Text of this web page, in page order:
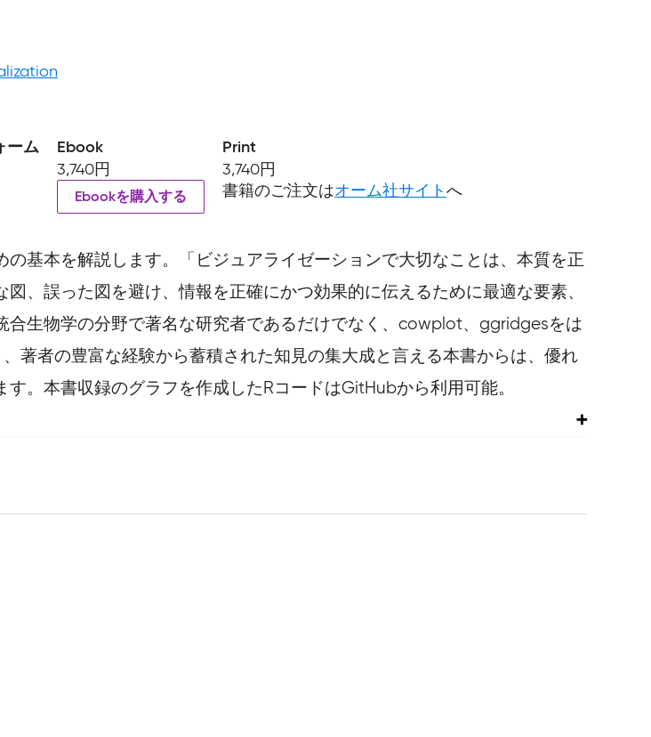
ーム Ebook
3,740円
Ebookを購入する
Print
3,740円
書籍のご注文はオーム社サイトへ
基本を解説します。「ビジュアライゼーションで大切なことは、本質を正
、誤った図を避け、情報を正確にかつ効果的に伝えるために最適な要素、
生物学の分野で著名な研究者であるだけでなく、cowplot、ggridgesをは
著者の豊富な経験から蓄積された知見の集大成と言える本書からは、優れ
。本書収録のグラフを作成したRコードはGitHubから利用可能。